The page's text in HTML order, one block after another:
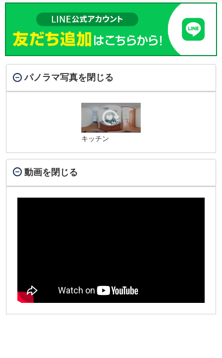
パノラマ写真を閉じる
キッチン
動画を閉じる